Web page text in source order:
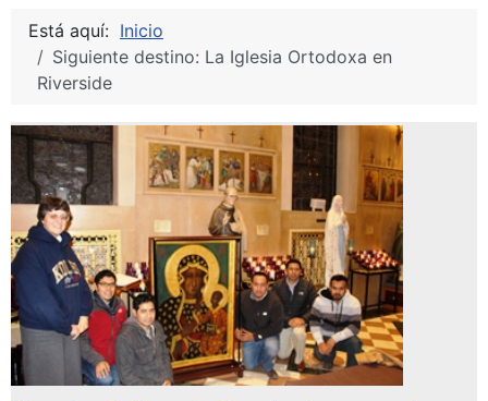
Está aquí: Inicio
Siguiente destino: La Iglesia Ortodoxa en
Riverside